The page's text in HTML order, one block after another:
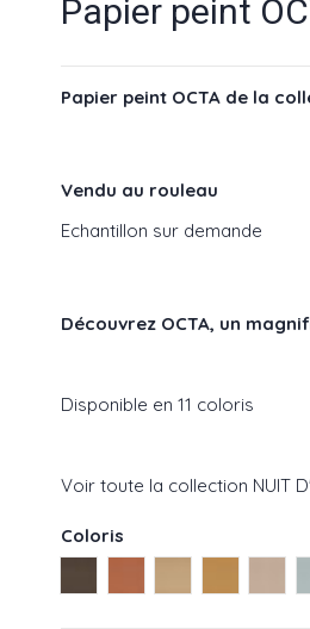
Papier peint
Papier peint OCTA de la
Vendu au rouleau
Echantillon sur demande
Découvrez OCTA, un
Disponible en 11 coloris
Voir toute la collection NUIT
Coloris